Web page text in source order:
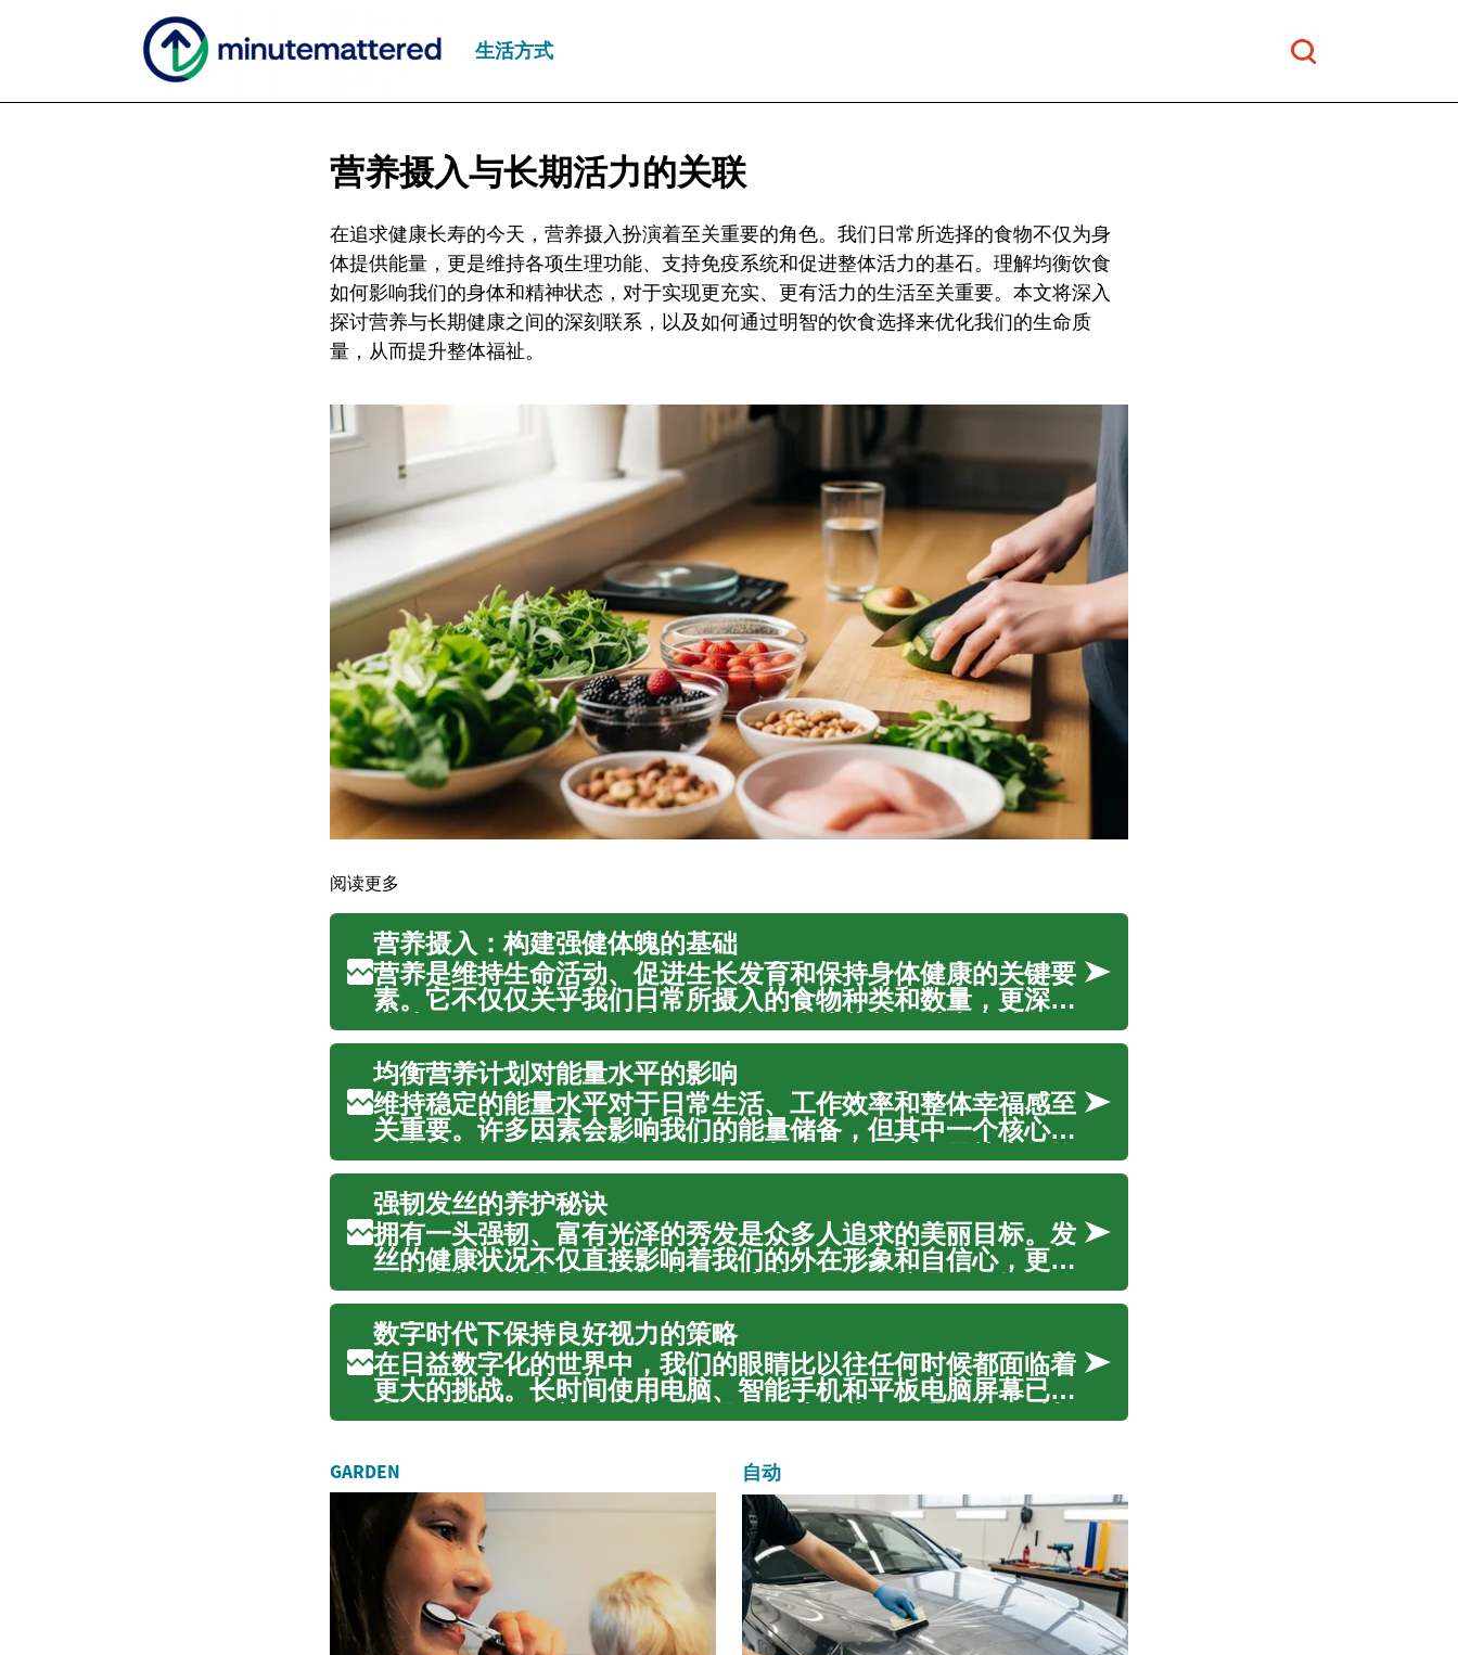
生活方式
营养摄入与长期活力的关联
在追求健康长寿的今天，营养摄入扮演着至关重要的角色。我们日常所选择的食物不仅为身
体提供能量，更是维持各项生理功能、支持免疫系统和促进整体活力的基石。理解均衡饮食
如何影响我们的身体和精神状态，对于实现更充实、更有活力的生活至关重要。本文将深入
探讨营养与长期健康之间的深刻联系，以及如何通过明智的饮食选择来优化我们的生命质
量，从而提升整体福祉。
阅读更多
营养摄入：构建强健体魄的基础
营养是维持生命活动、促进生长发育和保持身体健康的关键要
素。它不仅仅关乎我们日常所摄入的食物种类和数量，更深入
地涉及到身体如何有效地吸收、利用这些营养物质来支持各项
生理功能。深入理解均衡营养的基本原则，对于个体构建强健
的体魄、有效增强免...
均衡营养计划对能量水平的影响
维持稳定的能量水平对于日常生活、工作效率和整体幸福感至
关重要。许多因素会影响我们的能量储备，但其中一个核心且
经常被忽视的方面是我们的营养摄入。一个经过深思熟虑的均
衡营养计划，能够为身体提供持续的燃料，从而显著提升活
力，并帮助我们应对日...
强韧发丝的养护秘诀
拥有一头强韧、富有光泽的秀发是众多人追求的美丽目标。发
丝的健康状况不仅直接影响着我们的外在形象和自信心，更是
身体内部健康状态的一面镜子。从头皮的细致护理，到均衡的
营养摄入，再到日常的温和养护习惯，每一个环节都对发丝的
生长周期、自然**...
数字时代下保持良好视力的策略
在日益数字化的世界中，我们的眼睛比以往任何时候都面临着
更大的挑战。长时间使用电脑、智能手机和平板电脑屏幕已成
为现代生活的一部分，这可能导致眼睛疲劳、干涩，甚至对长
力，对于生活在数字...
GARDEN 自动